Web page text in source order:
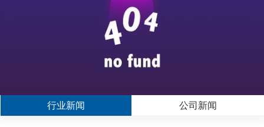
行业新闻 公司新闻